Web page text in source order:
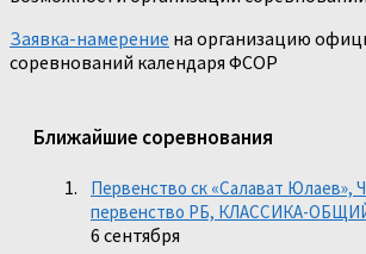
Заявка-намерение на организацию
соревнований календаря ФСОР
Ближайшие соревнования
Первенство ск «Салават Юлаев»,
первенство РБ, КЛАССИКА-
6 сентября